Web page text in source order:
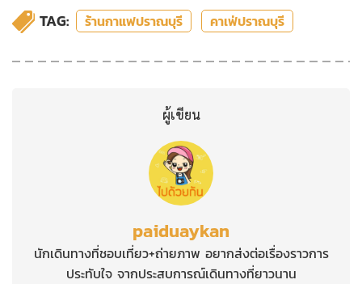
TAG: ร้านกาแฟปราณบุรี คาเฟ่ปราณบุรี
ผู้เขียน
paiduaykan
นักเดินทางที่ชอบเที่ยว+ถ่ายภาพ อยากส่งต่อเรื่องราวการ
ประทับใจ จากประสบการณ์เดินทางที่ยาวนาน